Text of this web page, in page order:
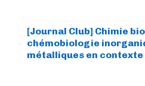
[Journal Club] Chimie
chémobiologie
métalliques en